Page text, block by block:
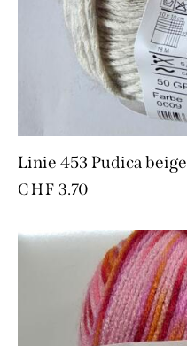
Linie 453 Pudica beige
CHF 3.70